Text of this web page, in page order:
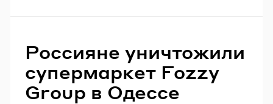
Россияне уничтожили
супермаркет Fozzy
Group в Одессе